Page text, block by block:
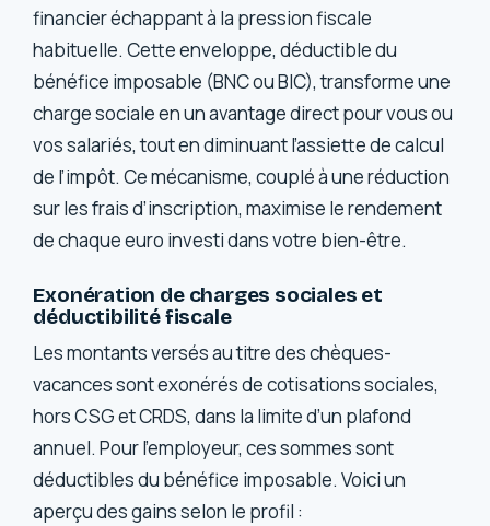
financier échappant à la pression fiscale
habituelle. Cette enveloppe, déductible du
bénéfice imposable (BNC ou BIC), transforme une
charge sociale en un avantage direct pour vous ou
vos salariés, tout en diminuant l’assiette de calcul
de l’impôt. Ce mécanisme, couplé à une réduction
sur les frais d’inscription, maximise le rendement
de chaque euro investi dans votre bien-être.
Exonération de charges sociales et
déductibilité fiscale
Les montants versés au titre des chèques-
vacances sont exonérés de cotisations sociales,
hors CSG et CRDS, dans la limite d’un plafond
annuel. Pour l’employeur, ces sommes sont
déductibles du bénéfice imposable. Voici un
aperçu des gains selon le profil :